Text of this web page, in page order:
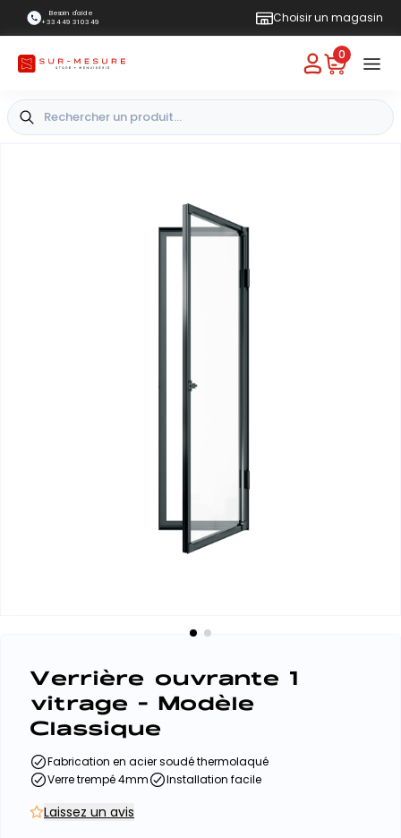
Besoin d'aide
+33 4 49 31 03 49
Choisir un magasin
0
Verrière ouvrante 1
vitrage - Modèle
Classique
Fabrication en acier soudé thermolaqué
Verre trempé 4mm
Installation facile
Laissez un avis